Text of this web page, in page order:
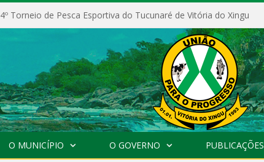
4º Torneio de Pesca Esportiva do Tucunaré de Vitória do Xingu
O MUNICÍPIO O GOVERNO PUBLICAÇÕES